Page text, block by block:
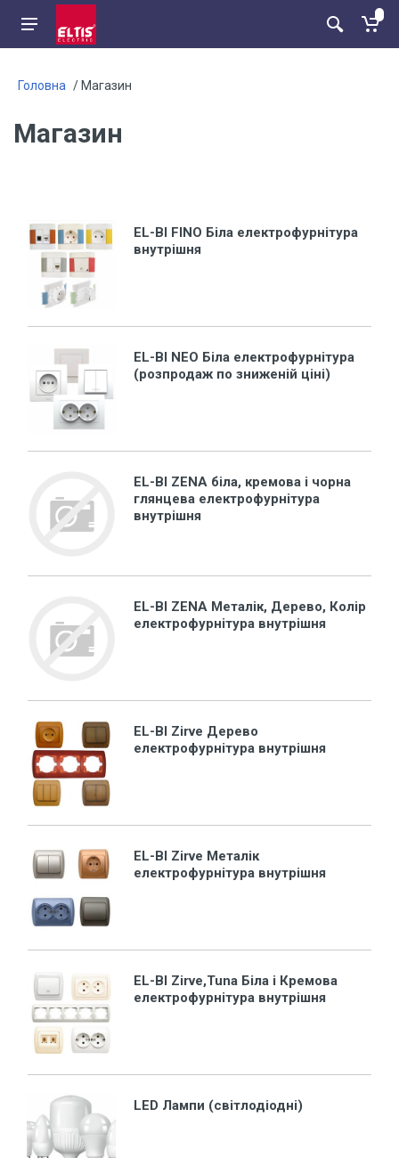
Головна / Магазин
Магазин
EL-BI FINO Біла електрофурнітура
внутрішня
EL-BI NEO Біла електрофурнітура
(розпродаж по зниженій ціні)
EL-BI ZENA біла, кремова і чорна
глянцева електрофурнітура
внутрішня
EL-BI ZENA Металік, Дерево, Колір
електрофурнітура внутрішня
EL-BI Zirve Дерево
електрофурнітура внутрішня
EL-BI Zirve Металік
електрофурнітура внутрішня
EL-BI Zirve,Tuna Біла і Кремова
електрофурнітура внутрішня
LED Лампи (світлодіодні)